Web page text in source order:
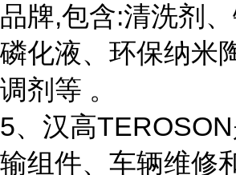
品牌,包含:清洗剂、
磷化液、环保纳米
调剂等 。
5、汉高
输组件、车辆维修